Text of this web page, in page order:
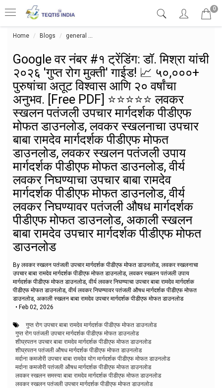
0
Home Blogs general
Google वर नंबर #१ ट्रेंडिंग: डॉ. मिश्रा यांची
२०२६ 'गुप्त रोग मुक्ती' गाईड! 📈 ५०,०००+
पुरुषांचा अतूट विश्वास आणि २० वर्षांचा
अनुभव. [Free PDF] ⭐⭐⭐⭐⭐ लवकर
स्खलन पतंजली उपचार मार्गदर्शक पीडीएफ
मोफत डाउनलोड, लवकर स्खलनाचा उपचार
बाबा रामदेव मार्गदर्शक पीडीएफ मोफत
डाउनलोड, लवकर स्खलन पतंजली उपाय
मार्गदर्शक पीडीएफ मोफत डाउनलोड, वीर्य
लवकर निघण्याचा उपचार बाबा रामदेव
मार्गदर्शक पीडीएफ मोफत डाउनलोड, वीर्य
लवकर निघण्यावर पतंजली औषध मार्गदर्शक
पीडीएफ मोफत डाउनलोड, अकाली स्खलन
बाबा रामदेव उपचार मार्गदर्शक पीडीएफ मोफत
डाउनलोड
By लवकर स्खलन पतंजली उपचार मार्गदर्शक पीडीएफ मोफत डाउनलोड, लवकर स्खलनाचा
उपचार बाबा रामदेव मार्गदर्शक पीडीएफ मोफत डाउनलोड, लवकर स्खलन पतंजली उपाय
मार्गदर्शक पीडीएफ मोफत डाउनलोड, वीर्य लवकर निघण्याचा उपचार बाबा रामदेव मार्गदर्शक
पीडीएफ मोफत डाउनलोड, वीर्य लवकर निघण्यावर पतंजली औषध मार्गदर्शक पीडीएफ मोफत
डाउनलोड, अकाली स्खलन बाबा रामदेव उपचार मार्गदर्शक पीडीएफ मोफत डाउनलोड
• Feb 02, 2026
गुप्त रोग उपचार बाबा रामदेव मार्गदर्शक पीडीएफ मोफत डाउनलोड
गुप्त रोग पतंजली उपचार मार्गदर्शक पीडीएफ मोफत डाउनलोड
शीघ्रपतन उपचार बाबा रामदेव मार्गदर्शक पीडीएफ मोफत डाउनलोड
शीघ्रपतन पतंजली औषध मार्गदर्शक पीडीएफ मोफत डाउनलोड
मर्दाना कमजोरी उपचार बाबा रामदेव योग मार्गदर्शक पीडीएफ मोफत डाउनलोड
मर्दाना कमजोरी पतंजली औषध मार्गदर्शक पीडीएफ मोफत डाउनलोड
लवकर स्खलन समस्या बाबा रामदेव मार्गदर्शक पीडीएफ मोफत डाउनलोड
लवकर स्खलन पतंजली उपचार मार्गदर्शक पीडीएफ मोफत डाउनलोड